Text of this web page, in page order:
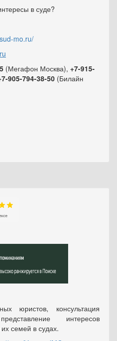
в суде?
mo.ru/
(Мегафон Москва), +7-915-
905-794-38-50 (Билайн
юристов, консультация
интересов
семей в судах.